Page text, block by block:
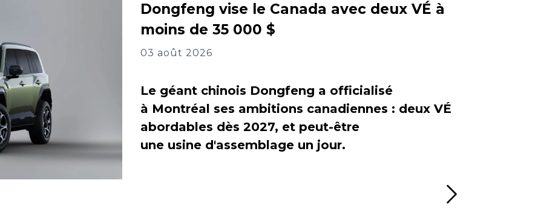
Dongfeng vise le Canada avec deux VÉ à
moins de 35 000 $
03 août 2026
Le géant chinois Dongfeng a officialisé
à Montréal ses ambitions canadiennes : deux VÉ
abordables dès 2027, et peut-être
une usine d'assemblage un jour.